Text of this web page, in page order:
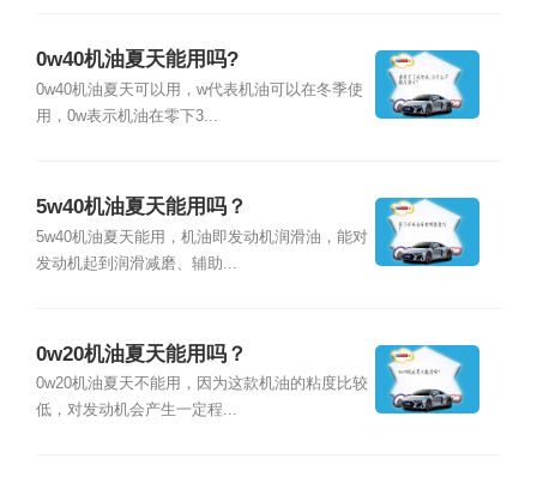
0w40机油夏天能用吗?
0w40机油夏天可以用，w代表机油可以在冬季使
用，0w表示机油在零下3...
5w40机油夏天能用吗？
5w40机油夏天能用，机油即发动机润滑油，能对
发动机起到润滑减磨、辅助...
0w20机油夏天能用吗？
0w20机油夏天不能用，因为这款机油的粘度比较
低，对发动机会产生一定程...